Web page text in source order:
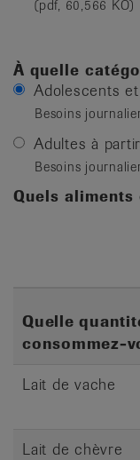
(pdf, 60,566 KO)
À quelle
Adolescents
Besoins
Adultes à
Besoins
Quels aliments
Quelle
consommez-
Lait de vache
Lait de chèvre